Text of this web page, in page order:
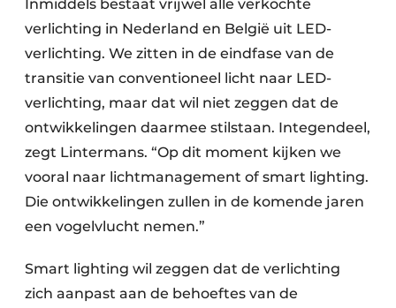
Inmiddels bestaat vrijwel alle verkochte
verlichting in Nederland en België uit LED-
verlichting. We zitten in de eindfase van de
transitie van conventioneel licht naar LED-
verlichting, maar dat wil niet zeggen dat de
ontwikkelingen daarmee stilstaan. Integendeel,
zegt Lintermans. “Op dit moment kijken we
vooral naar lichtmanagement of smart lighting.
Die ontwikkelingen zullen in de komende jaren
een vogelvlucht nemen.”
Smart lighting wil zeggen dat de verlichting
zich aanpast aan de behoeftes van de